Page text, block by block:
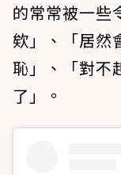
的常常被一些
欸」、「居然
恥」、「對不
了」。